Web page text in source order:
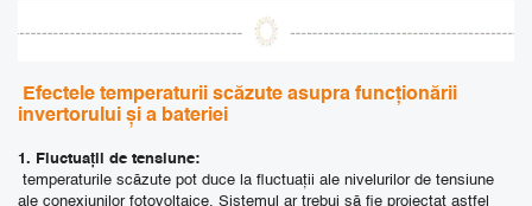
Efectele temperaturii scăzute asupra funcționării
invertorului și a bateriei
1. Fluctuații de tensiune:
temperaturile scăzute pot duce la fluctuații ale nivelurilor de tensiune
ale conexiunilor fotovoltaice. Sistemul ar trebui să fie proiectat astfel